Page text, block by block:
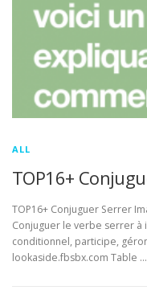
ALL
TOP16+
TOP16+ Conjuguer Serrer
Conjuguer le verbe serrer à
conditionnel, participe,
lookaside.fbsbx.com Table …